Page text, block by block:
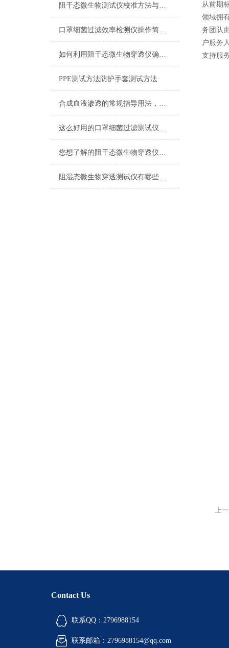
阻干态微生物测试仪校准方法与技巧
口罩细菌过滤效率检测仪操作简便，适用范围广
如何利用阻干态微生物穿透仪确保防护服的有效性
PPE测试方法防护手套测试方法
合成血液渗透的常规指导用法，看完涨知识
这么好用的口罩细菌过滤测试仪，赶紧了解下吧
您想了解的阻干态微生物穿透仪都在这里了
阻湿态微生物穿透测试仪有哪些用途
从前期
领域拥
务团队
户服务
支持服
上
Contact Us
联系QQ：2796988154
联系邮箱：2796988154@qq.com